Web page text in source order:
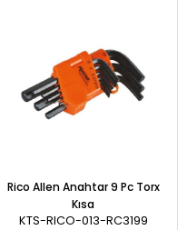
Rico Allen Anahtar 9 Pc Torx
Kısa
KTS-RICO-013-RC3199